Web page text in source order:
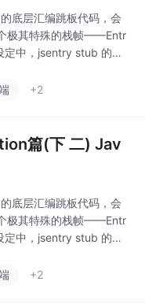
底层汇编跳板代码，会
极其特殊的栈帧——Entr
中，jsentry stub 的作
C++ 与 JS 间的调用契
+2
篇(下 二) Jav
底层汇编跳板代码，会
极其特殊的栈帧——Entr
中，jsentry stub 的作
C++ 与 JS 间的调用契
+2